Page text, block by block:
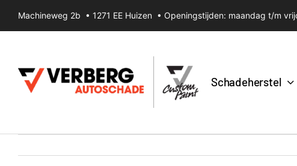
Machineweg 2b • 1271 EE Huizen • Openingstijden: maandag t/m
Schadeherstel